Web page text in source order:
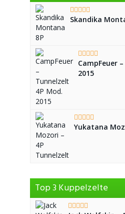
Skandika
CampFeuer
2015
Yukatana
Top 3 Kuppelzelte